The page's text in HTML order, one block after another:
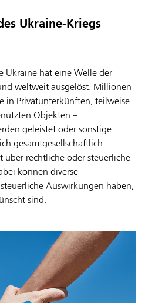
Ukraine-Kriegs
Ukraine hat eine Welle der
weltweit ausgelöst. Millionen
in Privatunterkünften, teilweise
Objekten –
geleistet oder sonstige
gesamtgesellschaftlich
über rechtliche oder steuerliche
können diverse
Auswirkungen haben,
sind.